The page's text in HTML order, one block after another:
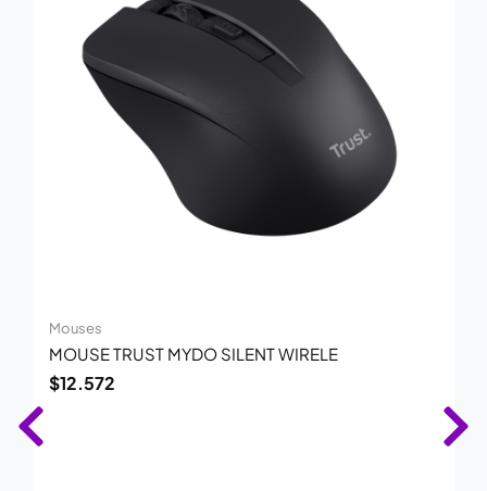
Mouses
MOUSE TRUST MYDO SILENT WIRELE
$12.572